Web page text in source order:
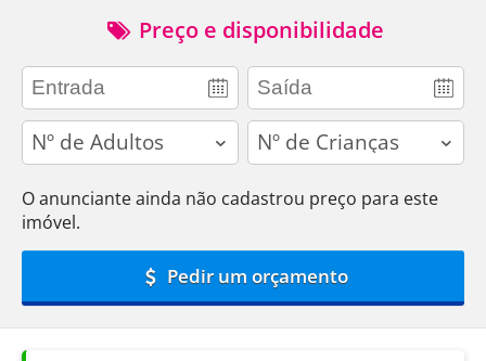
Preço e disponibilidade
adults children
O anunciante ainda não cadastrou preço para este
imóvel.
Pedir um orçamento